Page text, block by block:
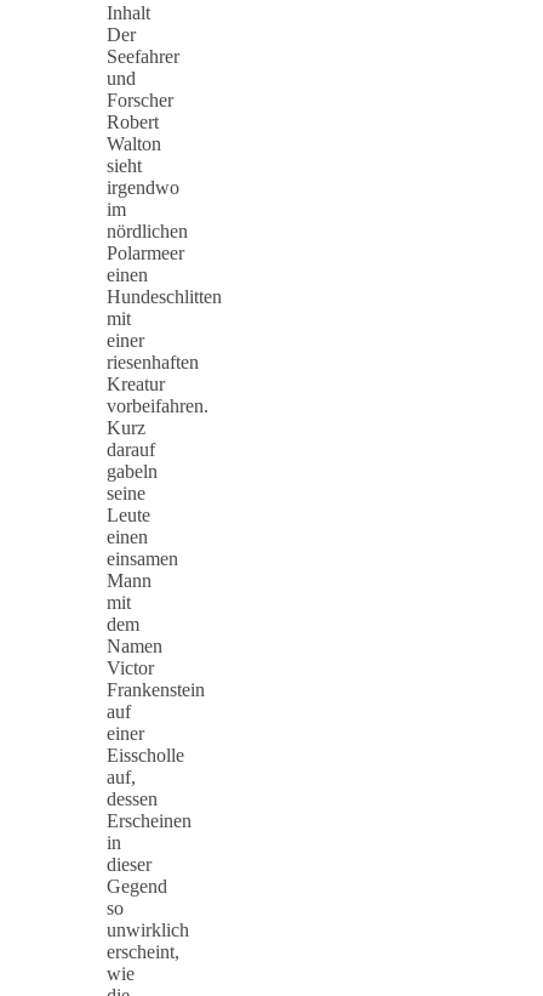
Inhalt
Der
Seefahrer
und
Forscher
Robert
Walton
sieht
irgendwo
im
nördlichen
Polarmeer
einen
Hundeschlitten
mit
einer
riesenhaften
Kreatur
vorbeifahren.
Kurz
darauf
gabeln
seine
Leute
einen
einsamen
Mann
mit
dem
Namen
Victor
Frankenstein
auf
einer
Eisscholle
auf,
dessen
Erscheinen
in
dieser
Gegend
so
unwirklich
erscheint,
wie